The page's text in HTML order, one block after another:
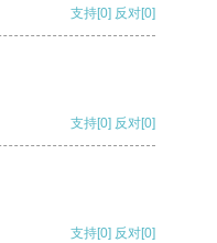
支持[0] 反对[0]
支持[0] 反对[0]
支持[0] 反对[0]